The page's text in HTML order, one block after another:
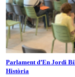
Parlament d’En Jordi
Història